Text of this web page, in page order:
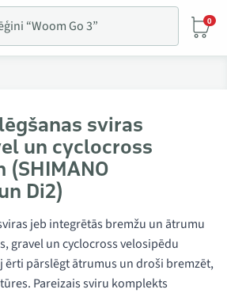
0
sviras
un cyclocross
Di2)
jeb integrētās bremžu un ātrumu
gravel un cyclocross velosipēdu
ērti pārslēgt ātrumus un droši bremzēt,
Pareizais sviru komplekts